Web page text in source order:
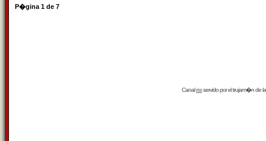
P�gina 1 de 7
Canalrssservido por eltrujam�nde